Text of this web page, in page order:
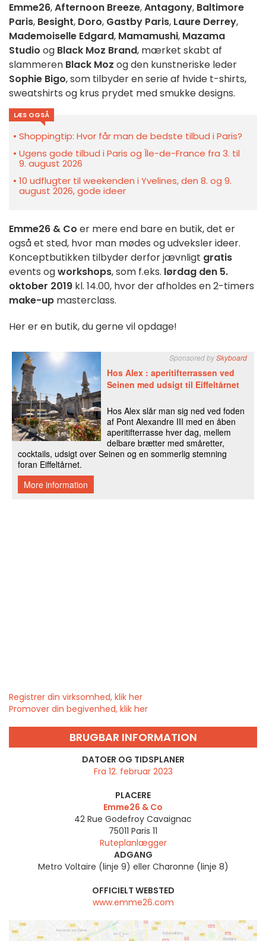
Emme26,Afternoon Breeze,Antagony, Baltimore
Paris, Besight, Doro, Gastby Paris, Laure Derrey,
Mademoiselle Edgard, Mamamushi, Mazama
Studio og Black Moz Brand, mærket skabt af
slammeren Black Moz og den kunstneriske leder
Sophie Bigo, som tilbyder en serie af hvide t-shirts,
sweatshirts og krus prydet med smukke designs.
LÆS OGSÅ
Shoppingtip: Hvor får man de bedste tilbud i Paris?
Ugens gode tilbud i Paris og Île-de-France fra 3. til
9. august 2026
10 udflugter til weekenden i Yvelines, den 8. og 9.
august 2026, gode ideer
Emme26 & Co er mere end bare en butik, det er
også et sted, hvor man mødes og udveksler ideer.
Konceptbutikken tilbyder derfor jævnligt gratis
events ogworkshops, som f.eks. lørdag den 5.
oktober 2019 kl. 14.00, hvor der afholdes en 2-timers
make-up masterclass.
Her er en butik, du gerne vil opdage!
Registrer din virksomhed, klik her
Promover din begivenhed, klik her
BRUGBAR INFORMATION
DATOER OG TIDSPLANER
Fra 12. februar 2023
PLACERE
Emme26 & Co
42 Rue Godefroy Cavaignac
75011 Paris 11
Ruteplanlægger
ADGANG
Metro Voltaire (linje 9) eller Charonne (linje 8)
OFFICIELT WEBSTED
www.emme26.com